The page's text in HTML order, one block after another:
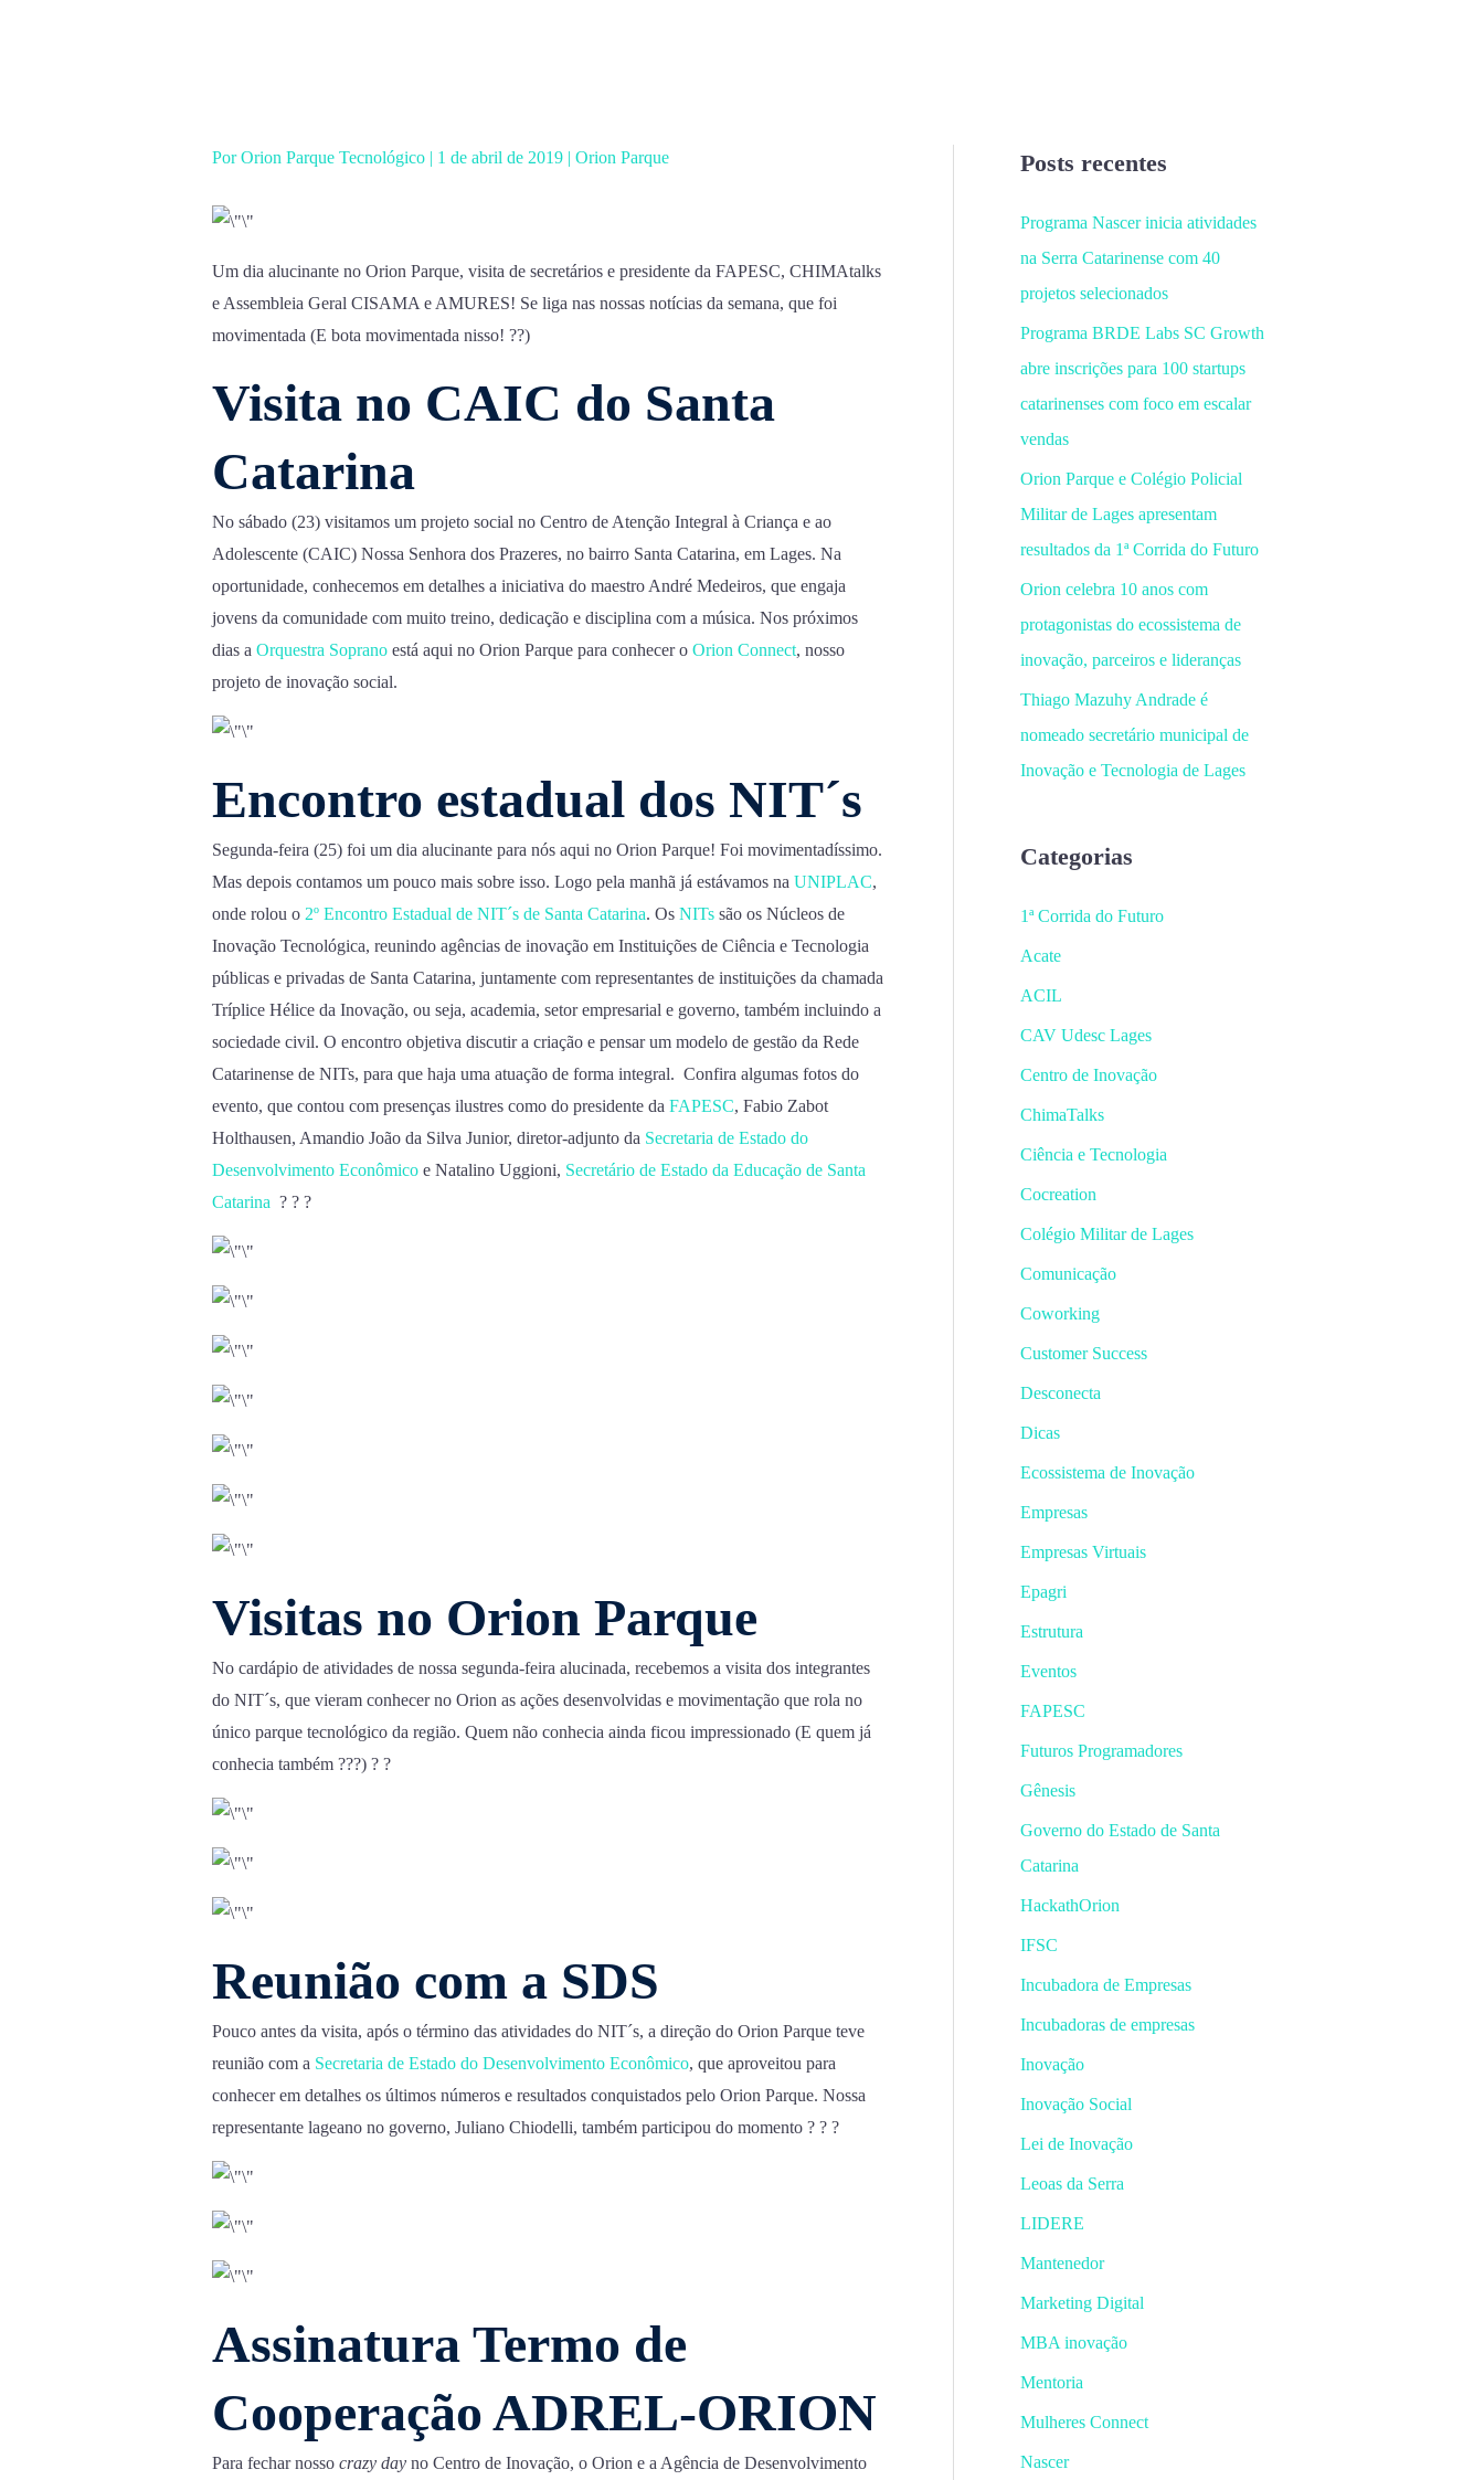
PorOrion Parque Tecnológico | 1 de abril de 2019 | Orion Parque
Um dia alucinante no Orion Parque, visita de secretários e presidente da FAPESC, CHIMAtalks
e Assembleia Geral CISAMA e AMURES! Se liga nas nossas notícias da semana, que foi
movimentada (E bota movimentada nisso! ??)
Visita no CAIC do Santa
Catarina
No sábado (23) visitamos um projeto social no Centro de Atenção Integral à Criança e ao
Adolescente (CAIC) Nossa Senhora dos Prazeres, no bairro Santa Catarina, em Lages. Na
oportunidade, conhecemos em detalhes a iniciativa do maestro André Medeiros, que engaja
jovens da comunidade com muito treino, dedicação e disciplina com a música. Nos próximos
dias a Orquestra Soprano está aqui no Orion Parque para conhecer o Orion Connect, nosso
projeto de inovação social.
Encontro estadual dos NIT´s
Segunda-feira (25) foi um dia alucinante para nós aqui no Orion Parque! Foi movimentadíssimo.
Mas depois contamos um pouco mais sobre isso. Logo pela manhã já estávamos na UNIPLAC,
onde rolou o 2º Encontro Estadual de NIT´s de Santa Catarina. Os NITs são os Núcleos de
Inovação Tecnológica, reunindo agências de inovação em Instituições de Ciência e Tecnologia
públicas e privadas de Santa Catarina, juntamente com representantes de instituições da chamada
Tríplice Hélice da Inovação, ou seja, academia, setor empresarial e governo, também incluindo a
sociedade civil. O encontro objetiva discutir a criação e pensar um modelo de gestão da Rede
Catarinense de NITs, para que haja uma atuação de forma integral. Confira algumas fotos do
evento, que contou com presenças ilustres como do presidente da FAPESC, Fabio Zabot
Holthausen, Amandio João da Silva Junior, diretor-adjunto da Secretaria de Estado do
Desenvolvimento Econômico e Natalino Uggioni, Secretário de Estado da Educação de Santa
Catarina ? ? ?
Visitas no Orion Parque
No cardápio de atividades de nossa segunda-feira alucinada, recebemos a visita dos integrantes
do NIT´s, que vieram conhecer no Orion as ações desenvolvidas e movimentação que rola no
único parque tecnológico da região. Quem não conhecia ainda ficou impressionado (E quem já
conhecia também ???) ? ?
Reunião com a SDS
Pouco antes da visita, após o término das atividades do NIT´s, a direção do Orion Parque teve
reunião com a Secretaria de Estado do Desenvolvimento Econômico, que aproveitou para
conhecer em detalhes os últimos números e resultados conquistados pelo Orion Parque. Nossa
representante lageano no governo, Juliano Chiodelli, também participou do momento ? ? ?
Assinatura Termo de
Cooperação ADREL-ORION
Para fechar nosso crazy day no Centro de Inovação, o Orion e a Agência de Desenvolvimento
Posts recentes
Programa Nascer inicia atividades
na Serra Catarinense com 40
projetos selecionados
Programa BRDE Labs SC Growth
abre inscrições para 100 startups
catarinenses com foco em escalar
vendas
Orion Parque e Colégio Policial
Militar de Lages apresentam
resultados da 1ª Corrida do Futuro
Orion celebra 10 anos com
protagonistas do ecossistema de
inovação, parceiros e lideranças
Thiago Mazuhy Andrade é
nomeado secretário municipal de
Inovação e Tecnologia de Lages
Categorias
1ª Corrida do Futuro
Acate
ACIL
CAV Udesc Lages
Centro de Inovação
ChimaTalks
Ciência e Tecnologia
Cocreation
Colégio Militar de Lages
Comunicação
Coworking
Customer Success
Desconecta
Dicas
Ecossistema de Inovação
Empresas
Empresas Virtuais
Epagri
Estrutura
Eventos
FAPESC
Futuros Programadores
Gênesis
Governo do Estado de Santa
Catarina
HackathOrion
IFSC
Incubadora de Empresas
Incubadoras de empresas
Inovação
Inovação Social
Lei de Inovação
Leoas da Serra
LIDERE
Mantenedor
Marketing Digital
MBA inovação
Mentoria
Mulheres Connect
Nascer